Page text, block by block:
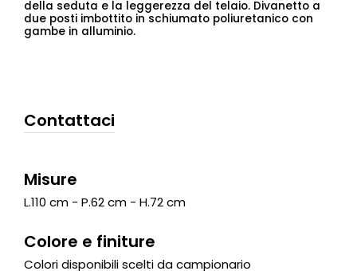
della seduta e la leggerezza del telaio. Divanetto a
due posti imbottito in schiumato poliuretanico con
gambe in alluminio.
Contattaci
Misure
L.110 cm - P.62 cm - H.72 cm
Colore e finiture
Colori disponibili scelti da campionario